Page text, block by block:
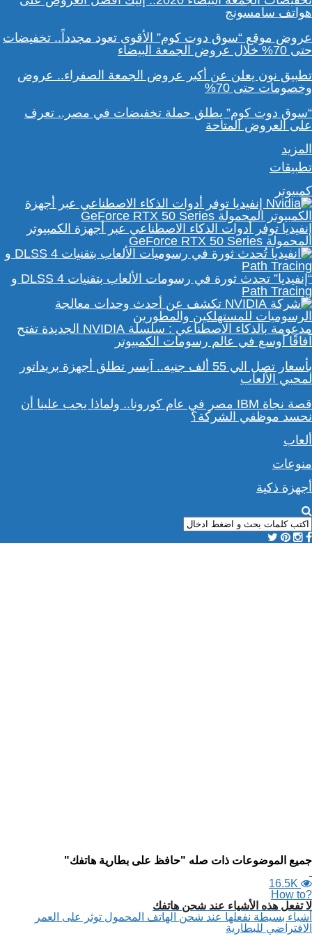
هواتف سامسونج
عروض موقع “سوق دوت كوم” الأقوى تعود مجدداً.. تخفيضات
حتى 70% خلال عروض الجمعة البيضاء
تطبيق نون يعلن عن أكبر عروض الجمعة الصفراء.. عروض
وخصومات حتى 70%
“سوق دوت كوم” يطلق حملة تخفيضات في مصر.. تعرف
على العروض المتاحة
المزيد
تطبيقات
كمبيوتر
إنفيديا توفر أدوات الذكاء الاصطناعي عبر أجهزة الكمبيوتر
المحمولة GeForce RTX 50 Series
“إنفيديا” تحدث ثورة في رسومات الألعاب بتقنيات DLSS 4 و
Path Tracing
مدعومة بالذكاء الاصطناعي : سلسلة NVIDIA الجديدة تفتح
آفاقًا أوسع في عالم رسومات الكمبيوتر
بأسعار تصل الي 55 ألف جنيه.. آيسر تطلق أجهزة بريداتور
لمحبي الألعاب
قصة نجاة IBM مصر في عام كورونا.. ولماذا يجب علينا أن
نحسد موظفي الشركة؟
ألعاب
منوعات
أجهزة ذكية
جميع الموضوعات ذات صله "حافظ على بطارية هاتفك"
16.5K
?How to
لا تفعل هذه الأشياء عند شحن هاتفك
أشياء بسيطة نفعلها عند شحن الهاتف المحمول توثر على العمر
الافتراضي للبطارية